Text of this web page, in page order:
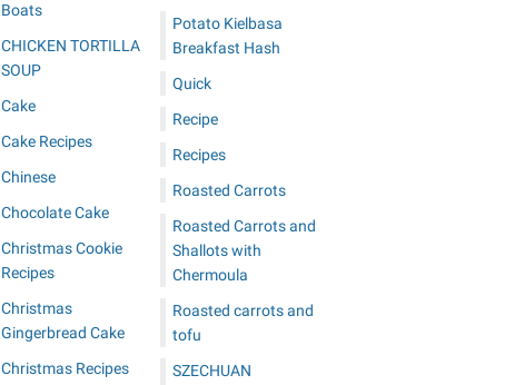
Boats
CHICKEN TORTILLA
SOUP
Cake
Cake Recipes
Chinese
Chocolate Cake
Christmas Cookie
Recipes
Christmas
Gingerbread Cake
Christmas Recipes
Potato Kielbasa
Breakfast Hash
Quick
Recipe
Recipes
Roasted Carrots
Roasted Carrots and
Shallots with
Chermoula
Roasted carrots and
tofu
SZECHUAN